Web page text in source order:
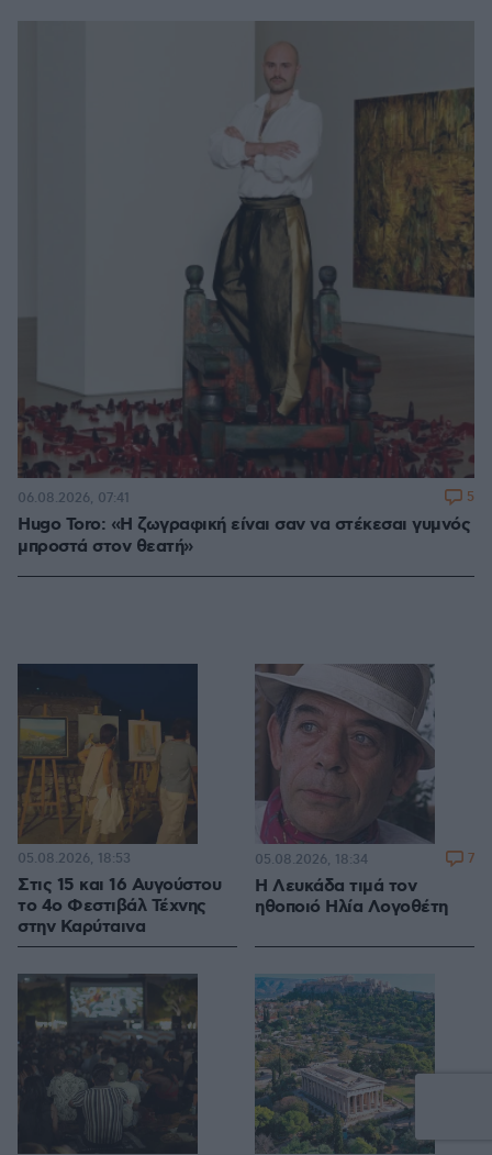
Hugo Toro: «Η ζωγραφική είναι σαν να στέκεσαι γυμνός
μπροστά στον θεατή»
06.08.2026, 07:41 5
Στις 15 και 16 Αυγούστου
το 4ο Φεστιβάλ Τέχνης
στην Καρύταινα
05.08.2026, 18:53
Η Λευκάδα τιμά τον
ηθοποιό Ηλία Λογοθέτη
05.08.2026, 18:34 7